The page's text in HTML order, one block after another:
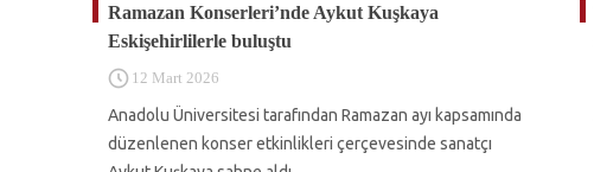
Ramazan Konserleri’nde Aykut Kuşkaya
Eskişehirlilerle buluştu
12 Mart 2026
Anadolu Üniversitesi tarafından Ramazan ayı kapsamında
düzenlenen konser etkinlikleri çerçevesinde sanatçı